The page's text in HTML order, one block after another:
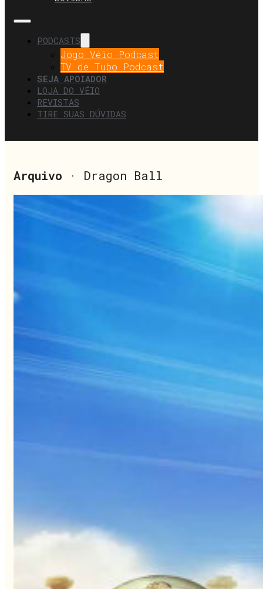
PODCASTS
Jogo Véio Podcast
TV de Tubo Podcast
SEJA APOIADOR
LOJA DO VÉIO
REVISTAS
TIRE SUAS DÚVIDAS
Arquivo · Dragon Ball